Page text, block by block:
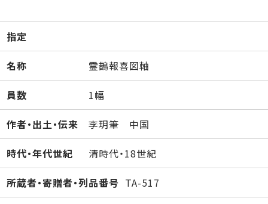
指定
名称 霊鵲報喜図軸
員数 1幅
作者・出土・伝来 李玥筆 中国
時代・年代世紀 清時代・18世紀
所蔵者・寄贈者・列品番号 TA-517